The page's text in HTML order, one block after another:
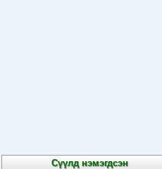
Сүүлд нэмэгдсэн